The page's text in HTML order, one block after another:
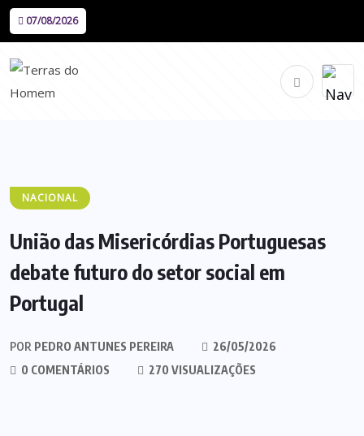
07/08/2026
NACIONAL
União das Misericórdias Portuguesas
debate futuro do setor social em
Portugal
POR PEDRO ANTUNES PEREIRA
26/05/2026
0 COMENTÁRIOS
270 VISUALIZAÇÕES